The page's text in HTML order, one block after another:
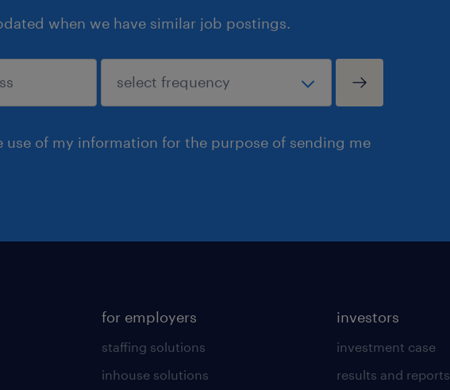
when we have similar job postings.
use of my information for the purpose of sending me
for employers
staffing solutions
inhouse solutions
investors
investment case
results and reports